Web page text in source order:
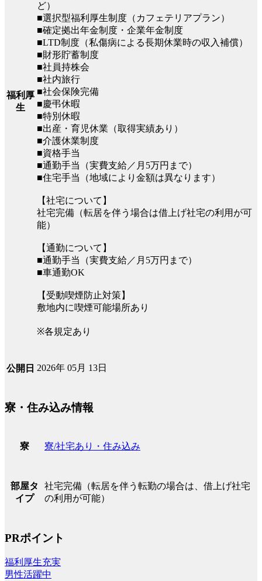
福利厚
生
ど）
■選択型福利厚生制度（カフェテリアプラン）
■確定拠出年金制度・企業年金制度
■LTD制度（私傷病による長期休業時の収入補償）
■財形貯蓄制度
■社員持株会
■社内旅行
■社会保険完備
■慶弔休暇
■特別休暇
■出産・育児休業（取得実績あり）
■介護休業制度
■資格手当
■通勤手当（実費支給／月5万円まで）
■住宅手当（地域により金額は異なります）
【社宅について】
社宅完備（転居を伴う場合は借上げ社宅の利用が可
能）
【通勤について】
■通勤手当（実費支給／月5万円まで）
■車通勤OK
【受動喫煙防止対策】
敷地内に喫煙可能場所あり
※各規定あり
公開日 2026年 05月 13日
寮・住み込み情報
寮 寮/社宅あり・住み込み
部屋タ
イプ
社宅完備（転居を伴う転勤の場合は、借上げ社宅
の利用が可能）
PRポイント
福利厚生充実
男性活躍中